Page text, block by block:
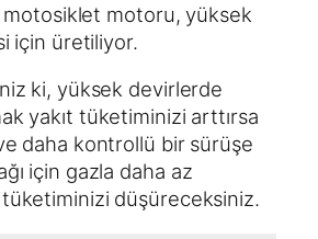
motosiklet motoru, yüksek
için üretiliyor.
ki, yüksek devirlerde
yakıt tüketiminizi arttırsa
daha kontrollü bir sürüşe
için gazla daha az
düşüreceksiniz.